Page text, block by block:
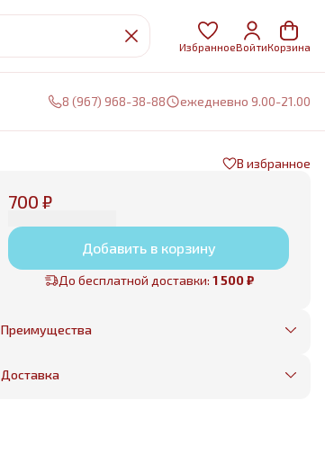
ИзбранноеВойтиКорзина
8 (967) 968-38-88 ежедневно 9.00-21.00
В избранное
700 ₽
Добавить в корзину
До бесплатной доставки: 1 500 ₽
Преимущества
Оплата частями в Сплит
Бесплатная доставка в пределах КАД
Доставка